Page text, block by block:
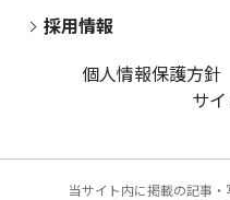
採用情報
個人情報保護方針
サ
当サイト内に掲載の記事・